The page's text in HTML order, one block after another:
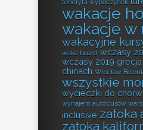
teneryfa wypoczynek
wakacje
wakacje w
wakacyjne
wake board wczasy
wczasy 2019 grecja
chinach Wrocław
wszystkie
wycieczki do
wynajem autobusów
inclusive zatoka
zatoka